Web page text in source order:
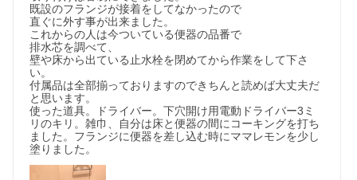
既設のフランジが接着をしてなかったので
直ぐに外す事が出来ました。
これからの人は今ついている便器の品番で
排水芯を調べて、
壁や床から出ている止水栓を閉めてから作業をして下さ
い。
付属品は全部揃っておりますのできちんと読めば大丈夫だ
と思います。
使った道具。ドライバー。下穴開け用電動ドライバー3ミ
リのキリ。雑巾、自分は床と便器の間にコーキングを打ち
ました。フランジに便器を差し込む時にママレモンを少し
塗りました。